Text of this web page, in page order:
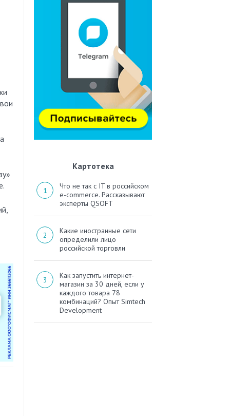
Картотека
Что не так с IT в российском
e-commerce. Рассказывают
эксперты QSOFT
Какие иностранные сети
определили лицо
российской торговли
Как запустить интернет-
магазин за 30 дней, если у
каждого товара 78
комбинаций? Опыт Simtech
Development